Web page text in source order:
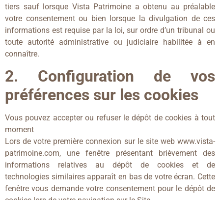
tiers sauf lorsque Vista Patrimoine a obtenu au préalable
votre consentement ou bien lorsque la divulgation de ces
informations est requise par la loi, sur ordre d’un tribunal ou
toute autorité administrative ou judiciaire habilitée à en
connaître.
2. Configuration de vos
préférences sur les cookies
Vous pouvez accepter ou refuser le dépôt de cookies à tout
moment
Lors de votre première connexion sur le site web www.vista-
patrimoine.com, une fenêtre présentant brièvement des
informations relatives au dépôt de cookies et de
technologies similaires apparaît en bas de votre écran. Cette
fenêtre vous demande votre consentement pour le dépôt de